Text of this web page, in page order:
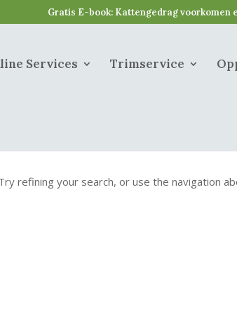
Gratis E-book: Kattengedrag voorkomen
Services Trimservice
refining your search, or use the navigation